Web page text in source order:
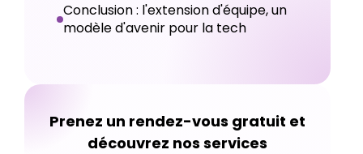
Conclusion : l'extension d'équipe, un
modèle d'avenir pour la tech
Prenez un rendez-vous gratuit et
découvrez nos services